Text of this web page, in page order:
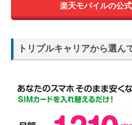
楽天モバイルの公
トリプルキャリアから選ん